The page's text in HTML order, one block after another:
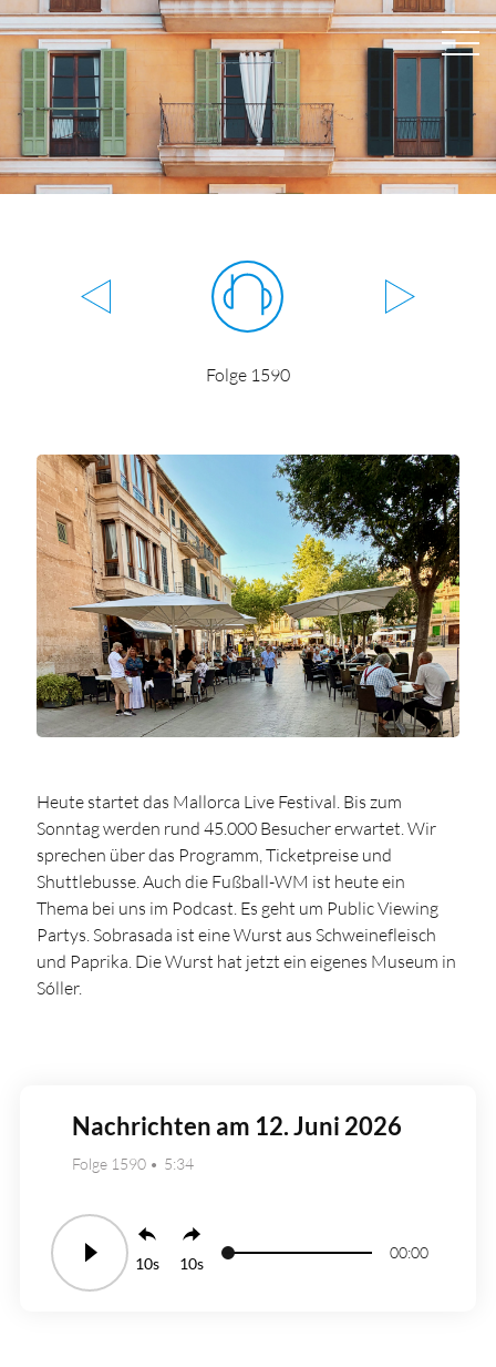
Folge 1590
Heute startet das Mallorca Live Festival. Bis zum
Sonntag werden rund 45.000 Besucher erwartet. Wir
sprechen über das Programm, Ticketpreise und
Shuttlebusse. Auch die Fußball-WM ist heute ein
Thema bei uns im Podcast. Es geht um Public Viewing
Partys. Sobrasada ist eine Wurst aus Schweinefleisch
und Paprika. Die Wurst hat jetzt ein eigenes Museum in
Sóller.
Nachrichten am 12. Juni 2026
Folge 1590 5:34
10 10
00:00